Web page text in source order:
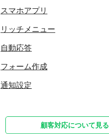
スマホアプリ
リッチメニュー
自動応答
フォーム作成
通知設定
顧客対応について見る